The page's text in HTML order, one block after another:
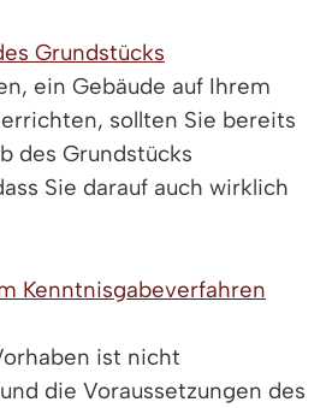
Grundstücks
ein Gebäude auf Ihrem
sollten Sie bereits
des Grundstücks
Sie darauf auch wirklich
Kenntnisgabeverfahren
ist nicht
die Voraussetzungen des